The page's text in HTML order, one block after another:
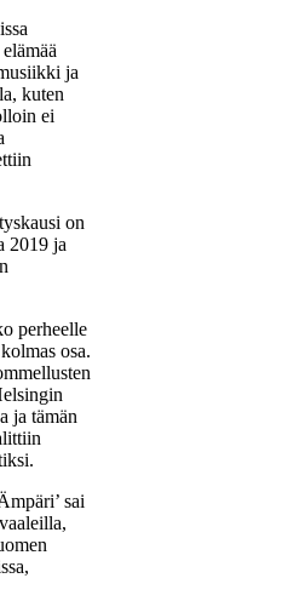
ja
kuten
ei
on
2019 ja
perheelle
osa.
ja tämän
sai